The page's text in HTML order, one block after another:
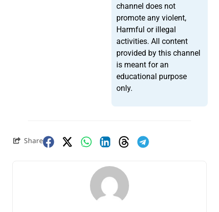
channel does not
promote any violent,
Harmful or illegal
activities. All content
provided by this channel
is meant for an
educational purpose
only.
Share